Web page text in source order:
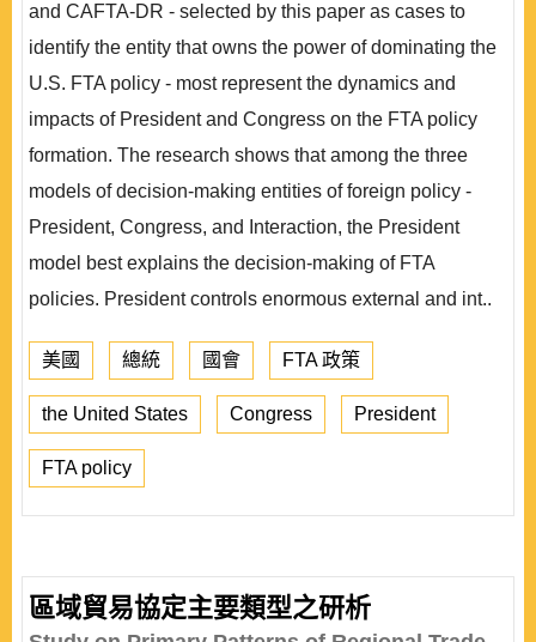
and CAFTA-DR - selected by this paper as cases to
identify the entity that owns the power of dominating the
U.S. FTA policy - most represent the dynamics and
impacts of President and Congress on the FTA policy
formation. The research shows that among the three
models of decision-making entities of foreign policy -
President, Congress, and Interaction, the President
model best explains the decision-making of FTA
policies. President controls enormous external and int..
美國 總統 國會 FTA 政策
the United States Congress President
FTA policy
區域貿易協定主要類型之研析